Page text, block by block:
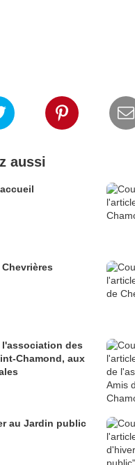
aussi
des
Chamond, aux
au Jardin public